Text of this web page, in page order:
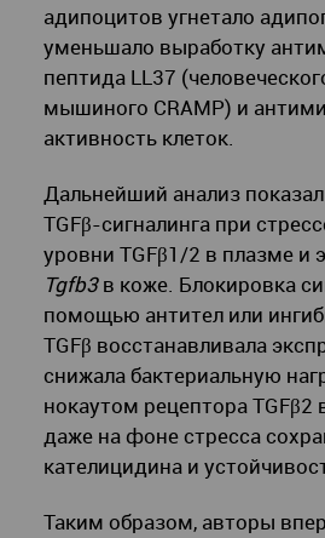
адипоцитов угнетало
уменьшало выработку
пептида LL37
мышиного CRAMP) и
активность клеток.
Дальнейший анализ
TGFβ-сигналинга при
уровни TGFβ1/2 в плазме и
Tgfb3в коже. Блокировка
помощью антител или
TGFβ восстанавливала
снижала бактериальную
нокаутом рецептора TGFβ2
даже на фоне стресса
кателицидина и
Таким образом, авторы